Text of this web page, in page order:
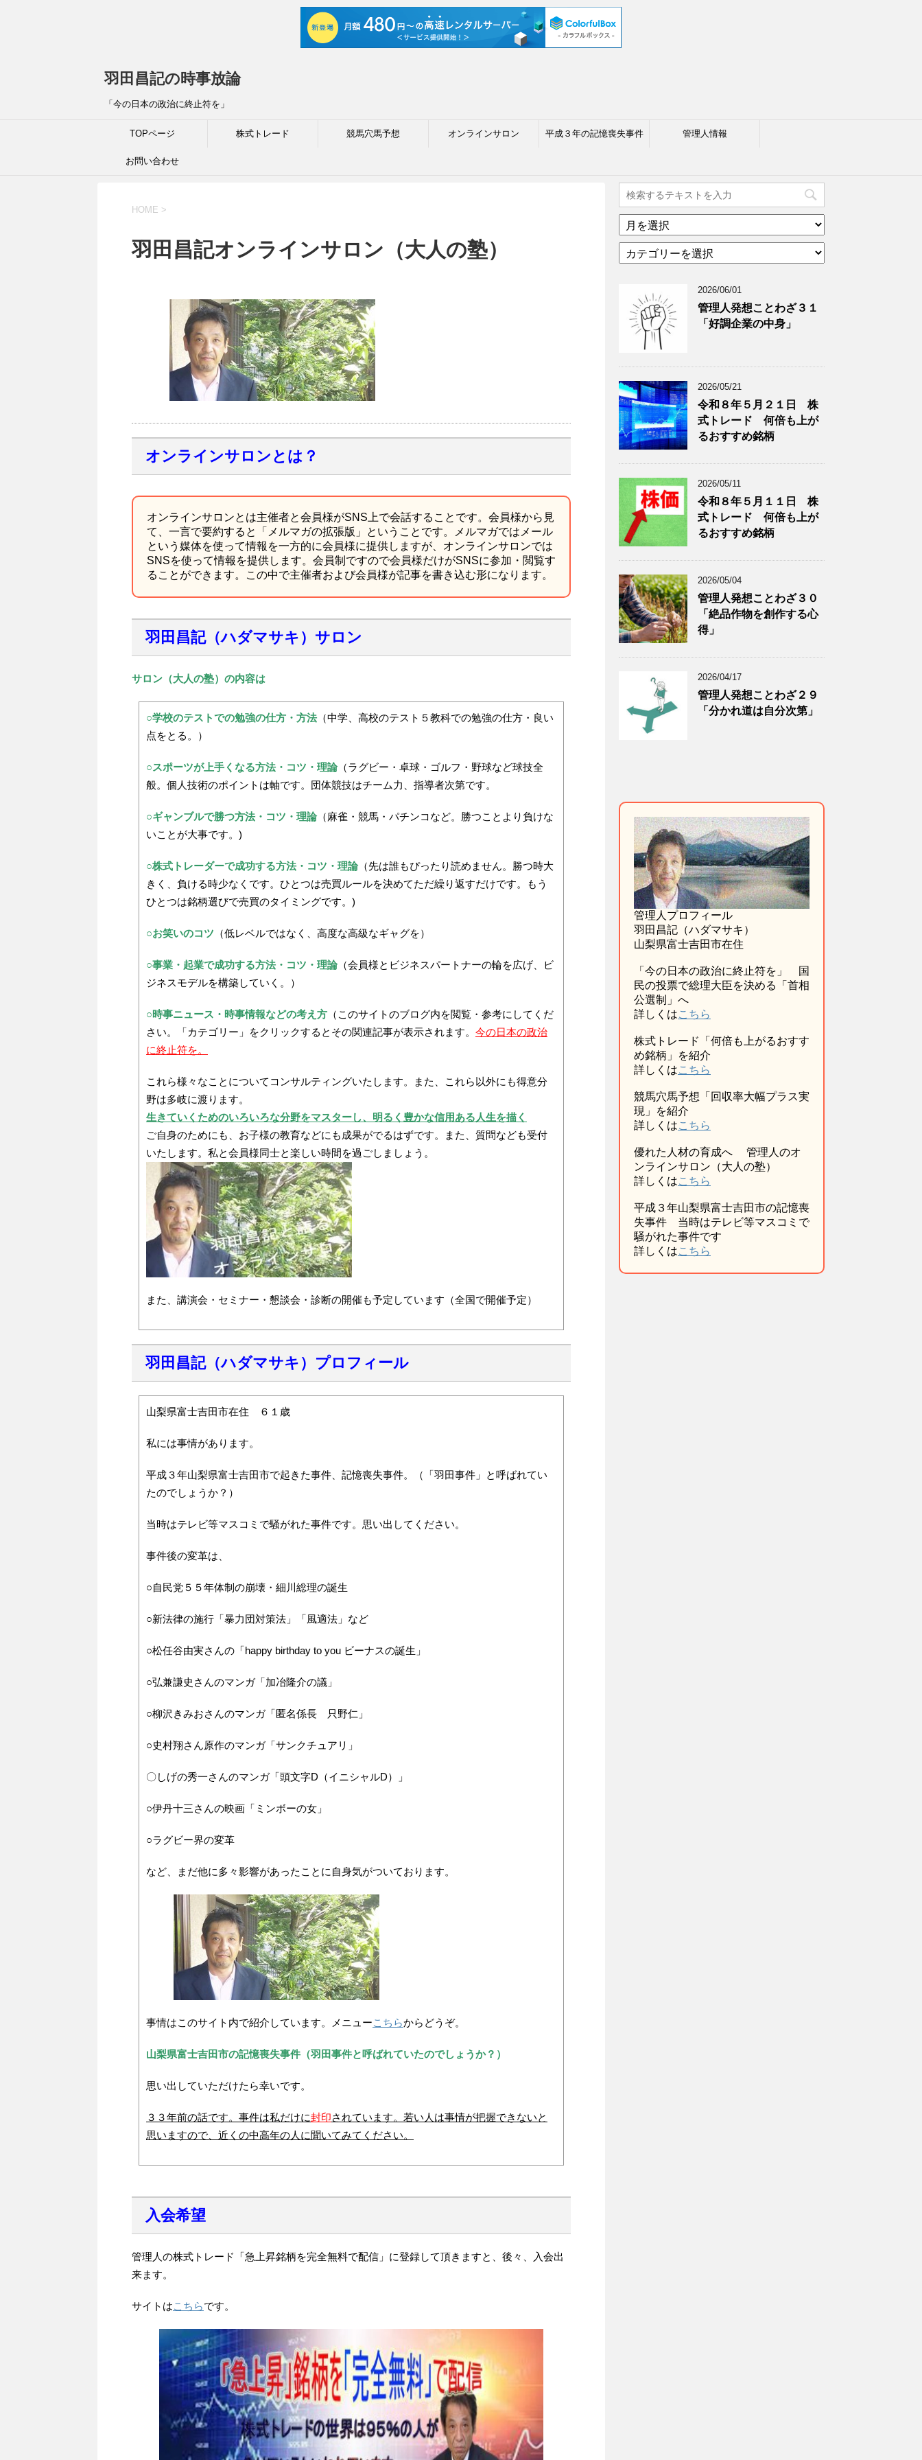
羽田昌記の時事放論
「今の日本の政治に終止符を」
TOPページ 株式トレード 競馬穴馬予想 オンラインサロン 平成３年の記憶喪失事件 管理人情報
お問い合わせ
HOME >
羽田昌記オンラインサロン（大人の塾）
オンラインサロンとは？
オンラインサロンとは主催者と会員様がSNS上で会話することです。会員様から見
て、一言で要約すると「メルマガの拡張版」ということです。メルマガではメール
という媒体を使って情報を一方的に会員様に提供しますが、オンラインサロンでは
SNSを使って情報を提供します。会員制ですので会員様だけがSNSに参加・閲覧す
ることができます。この中で主催者および会員様が記事を書き込む形になります。
羽田昌記（ハダマサキ）サロン
サロン（大人の塾）の内容は
○学校のテストでの勉強の仕方・方法（中学、高校のテスト５教科での勉強の仕方・良い
点をとる。）
○スポーツが上手くなる方法・コツ・理論（ラグビー・卓球・ゴルフ・野球など球技全
般。個人技術のポイントは軸です。団体競技はチーム力、指導者次第です。
○ギャンブルで勝つ方法・コツ・理論（麻雀・競馬・パチンコなど。勝つことより負けな
いことが大事です。)
○株式トレーダーで成功する方法・コツ・理論（先は誰もぴったり読めません。勝つ時大
きく、負ける時少なくです。ひとつは売買ルールを決めてただ繰り返すだけです。もう
ひとつは銘柄選びで売買のタイミングです。)
○お笑いのコツ （低レベルではなく、高度な高級なギャグを）
○事業・起業で成功する方法・コツ・理論（会員様とビジネスパートナーの輪を広げ、ビ
ジネスモデルを構築していく。）
○時事ニュース・時事情報などの考え方 （このサイトのブログ内を閲覧・参考にしてくだ
さい。「カテゴリー」をクリックするとその関連記事が表示されます。 今の日本の政治
に終止符を。
これら様々なことについてコンサルティングいたします。また、これら以外にも得意分
野は多岐に渡ります。
生きていくためのいろいろな分野をマスターし、明るく豊かな信用ある人生を描く
ご自身のためにも、お子様の教育などにも成果がでるはずです。また、質問なども受付
いたします。私と会員様同士と楽しい時間を過ごしましょう。
また、講演会・セミナー・懇談会・診断の開催も予定しています（全国で開催予定）
羽田昌記（ハダマサキ）プロフィール
山梨県富士吉田市在住 ６１歳
私には事情があります。
平成３年山梨県富士吉田市で起きた事件、記憶喪失事件。（「羽田事件」と呼ばれてい
たのでしょうか？）
当時はテレビ等マスコミで騒がれた事件です。思い出してください。
事件後の変革は、
○自民党５５年体制の崩壊・細川総理の誕生
○新法律の施行「暴力団対策法」「風適法」など
○松任谷由実さんの「happy birthday to you ビーナスの誕生」
○弘兼謙史さんのマンガ「加冶隆介の議」
○柳沢きみおさんのマンガ「匿名係長 只野仁」
○史村翔さん原作のマンガ「サンクチュアリ」
〇しげの秀一さんのマンガ「頭文字D（イニシャルD）」
○伊丹十三さんの映画「ミンボーの女」
○ラグビー界の変革
など、まだ他に多々影響があったことに自身気がついております。
事情はこのサイト内で紹介しています。メニューこちらからどうぞ。
山梨県富士吉田市の記憶喪失事件（羽田事件と呼ばれていたのでしょうか？）
思い出していただけたら幸いです。
３３年前の話です。事件は私だけに封印されています。若い人は事情が把握できないと
思いますので、近くの中高年の人に聞いてみてください。
入会希望
管理人の株式トレード「急上昇銘柄を完全無料で配信」に登録して頂きますと、後々、入会出
来ます。
サイトはこちらです。
ア
ー
イ
グ
記
事
を
表
示
テ
ー
グ
記
事
を
表
示
2026/06/01
管理人発想ことわざ３１
「好調企業の中身」
2026/05/21
令和８年５月２１日 株
式トレード 何倍も上が
るおすすめ銘柄
2026/05/11
令和８年５月１１日 株
式トレード 何倍も上が
るおすすめ銘柄
2026/05/04
管理人発想ことわざ３０
「絶品作物を創作する心
得」
2026/04/17
管理人発想ことわざ２９
「分かれ道は自分次第」
管理人プロフィール
羽田昌記（ハダマサキ）
山梨県富士吉田市在住
「今の日本の政治に終止符を」 国
民の投票で総理大臣を決める「首相
公選制」へ
詳しくはこちら
株式トレード「何倍も上がるおすす
め銘柄」を紹介
詳しくはこちら
競馬穴馬予想「回収率大幅プラス実
現」を紹介
詳しくはこちら
優れた人材の育成へ 管理人のオ
ンラインサロン（大人の塾）
詳しくはこちら
平成３年山梨県富士吉田市の記憶喪
失事件 当時はテレビ等マスコミで
騒がれた事件です
詳しくはこちら